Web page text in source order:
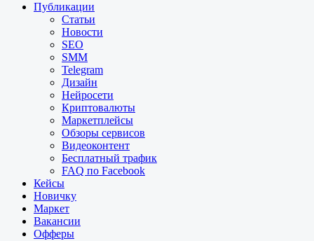
Публикации
Статьи
Новости
SEO
SMM
Telegram
Дизайн
Нейросети
Криптовалюты
Маркетплейсы
Обзоры сервисов
Видеоконтент
Бесплатный трафик
FAQ по Facebook
Кейсы
Новичку
Маркет
Вакансии
Офферы